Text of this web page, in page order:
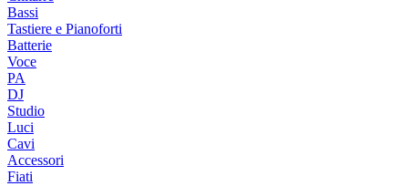
Bassi
Tastiere e Pianoforti
Batterie
Voce
PA
DJ
Studio
Luci
Cavi
Accessori
Fiati